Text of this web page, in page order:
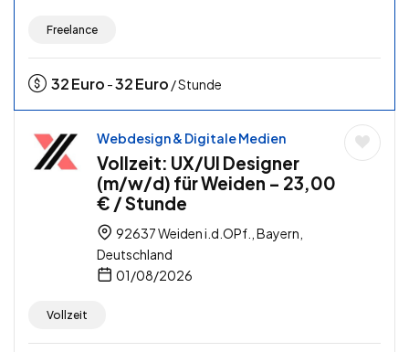
Freelance
32Euro -32Euro / Stunde
Webdesign & Digitale Medien
Vollzeit: UX/UI Designer
(m/w/d) für Weiden – 23,00
€ / Stunde
92637 Weiden i.d.OPf., Bayern,
Deutschland
01/08/2026
Vollzeit